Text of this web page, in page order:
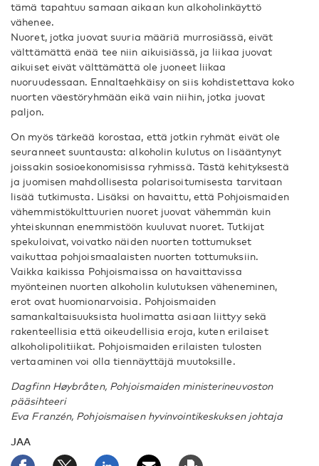
tämä tapahtuu samaan aikaan kun alkoholinkäyttö
vähenee.
Nuoret, jotka juovat suuria määriä murrosiässä, eivät
välttämättä enää tee niin aikuisiässä, ja liikaa juovat
aikuiset eivät välttämättä ole juoneet liikaa
nuoruudessaan. Ennaltaehkäisy on siis kohdistettava koko
nuorten väestöryhmään eikä vain niihin, jotka juovat
paljon.
On myös tärkeää korostaa, että jotkin ryhmät eivät ole
seuranneet suuntausta: alkoholin kulutus on lisääntynyt
joissakin sosioekonomisissa ryhmissä. Tästä kehityksestä
ja juomisen mahdollisesta polarisoitumisesta tarvitaan
lisää tutkimusta. Lisäksi on havaittu, että Pohjoismaiden
vähemmistökulttuurien nuoret juovat vähemmän kuin
yhteiskunnan enemmistöön kuuluvat nuoret. Tutkijat
spekuloivat, voivatko näiden nuorten tottumukset
vaikuttaa pohjoismaalaisten nuorten tottumuksiin.
Vaikka kaikissa Pohjoismaissa on havaittavissa
myönteinen nuorten alkoholin kulutuksen väheneminen,
erot ovat huomionarvoisia. Pohjoismaiden
samankaltaisuuksista huolimatta asiaan liittyy sekä
rakenteellisia että oikeudellisia eroja, kuten erilaiset
alkoholipolitiikat. Pohjoismaiden erilaisten tulosten
vertaaminen voi olla tiennäyttäjä muutoksille.
Dagfinn Høybråten, Pohjoismaiden ministerineuvoston
pääsihteeri
Eva Franzén, Pohjoismaisen hyvinvointikeskuksen johtaja
JAA